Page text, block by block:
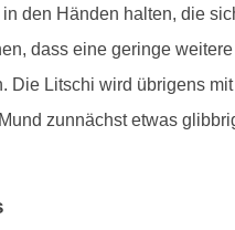
den Händen halten, die
dass eine geringe
Die Litschi wird übrigens
zunnächst etwas